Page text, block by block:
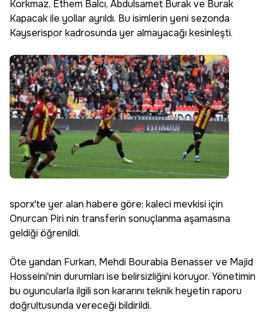
Korkmaz, Ethem Balcı, Abdulsamet Burak ve Burak
Kapacak ile yollar ayrıldı. Bu isimlerin yeni sezonda
Kayserispor kadrosunda yer almayacağı kesinleşti.
sporx'te yer alan habere göre; kaleci mevkisi için
Onurcan Piri nin transferin sonuçlanma aşamasına
geldiği öğrenildi.
Öte yandan Furkan, Mehdi Bourabia Benasser ve Majid
Hosseini'nin durumları ise belirsizliğini koruyor. Yönetimin
bu oyuncularla ilgili son kararını teknik heyetin raporu
doğrultusunda vereceği bildirildi.